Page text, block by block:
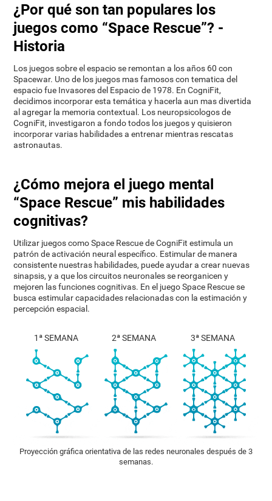
¿Por qué son tan populares los
juegos como “Space Rescue”? -
Historia
Los juegos sobre el espacio se remontan a los años 60 con
Spacewar. Uno de los juegos mas famosos con tematica del
espacio fue Invasores del Espacio de 1978. En CogniFit,
decidimos incorporar esta temática y hacerla aun mas divertida
al agregar la memoria contextual. Los neuropsicologos de
CogniFit, investigaron a fondo todos los juegos y quisieron
incorporar varias habilidades a entrenar mientras rescatas
astronautas.
¿Cómo mejora el juego mental
“Space Rescue” mis habilidades
cognitivas?
Utilizar juegos como Space Rescue de CogniFit estimula un
patrón de activación neural específico. Estimular de manera
consistente nuestras habilidades, puede ayudar a crear nuevas
sinapsis, y a que los circuitos neuronales se reorganicen y
mejoren las funciones cognitivas. En el juego Space Rescue se
busca estimular capacidades relacionadas con la estimación y
percepción espacial.
1ª SEMANA 2ª SEMANA 3ª SEMANA
Proyección gráfica orientativa de las redes neuronales después de 3
semanas.